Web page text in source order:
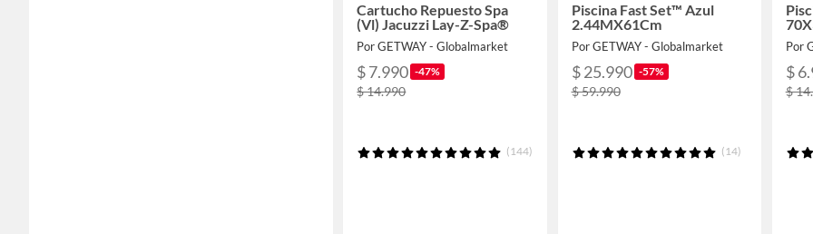
Cartucho Repuesto Spa
(Vl) Jacuzzi Lay-Z-Spa®
Por GETWAY - Globalmarket
$ 7.990 -47%
$ 14.990
(144)
Piscina Fast Set™ Azul
2.44MX61Cm
Por GETWAY - Globalmarket
$ 25.990 -57%
$ 59.990
(14)
Por
$
$